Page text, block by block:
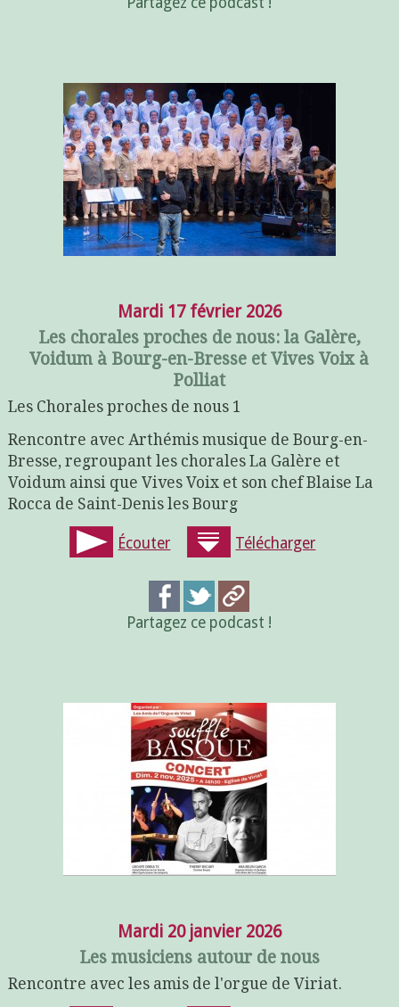
Mardi 17 février 2026
Les chorales proches de nous: la Galère,
Voidum à Bourg-en-Bresse et Vives Voix à
Polliat
Les Chorales proches de nous 1
Rencontre avec Arthémis musique de Bourg-en-
Bresse, regroupant les chorales La Galère et
Voidum ainsi que Vives Voix et son chef Blaise La
Rocca de Saint-Denis les Bourg
Écouter Télécharger
Partagez ce podcast !
Mardi 20 janvier 2026
Les musiciens autour de nous
Rencontre avec les amis de l'orgue de Viriat.